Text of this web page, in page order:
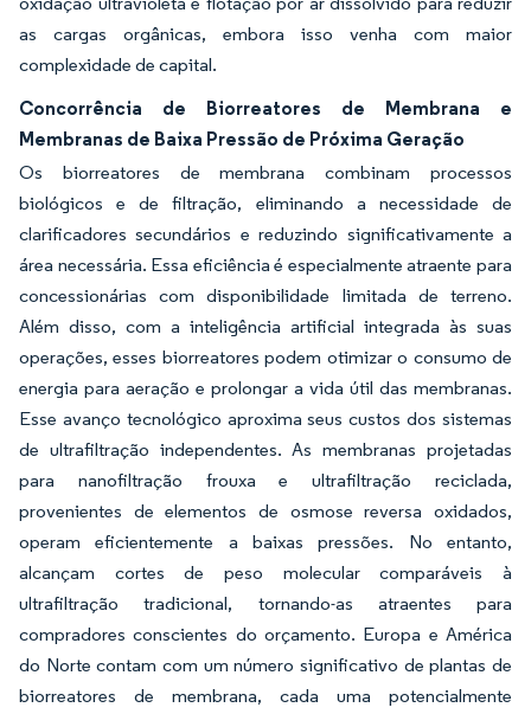
as cargas orgânicas, embora isso venha com maior
complexidade de capital.
Concorrência de Biorreatores de Membrana e
Membranas de Baixa Pressão de Próxima Geração
Os biorreatores de membrana combinam processos
biológicos e de filtração, eliminando a necessidade de
clarificadores secundários e reduzindo significativamente a
área necessária. Essa eficiência é especialmente atraente para
concessionárias com disponibilidade limitada de terreno.
Além disso, com a inteligência artificial integrada às suas
operações, esses biorreatores podem otimizar o consumo de
energia para aeração e prolongar a vida útil das membranas.
Esse avanço tecnológico aproxima seus custos dos sistemas
de ultrafiltração independentes. As membranas projetadas
para nanofiltração frouxa e ultrafiltração reciclada,
provenientes de elementos de osmose reversa oxidados,
operam eficientemente a baixas pressões. No entanto,
alcançam cortes de peso molecular comparáveis à
ultrafiltração tradicional, tornando-as atraentes para
compradores conscientes do orçamento. Europa e América
do Norte contam com um número significativo de plantas de
biorreatores de membrana, cada uma potencialmente